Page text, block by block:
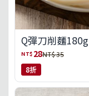
Q彈刀削麵180g
NT$ 28NT$ 35
8折